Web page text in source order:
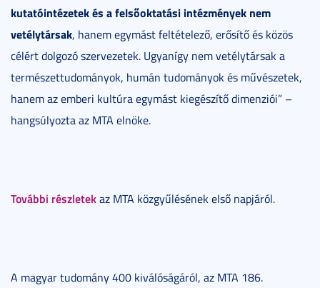
kutatóintézetek és a felsőoktatási intézmények nem
vetélytársak, hanem egymást feltételező, erősítő és közös
célért dolgozó szervezetek. Ugyanígy nem vetélytársak a
természettudományok, humán tudományok és művészetek,
hanem az emberi kultúra egymást kiegészítő dimenziói” –
hangsúlyozta az MTA elnöke.
További részletekaz MTA közgyűlésének első napjáról.
A magyar tudomány 400 kiválóságáról, az MTA 186.